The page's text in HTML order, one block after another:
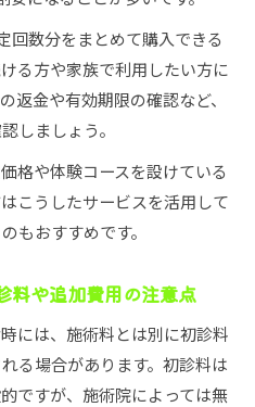
回数分をまとめて購入できる
る方や家族で利用したい方に
返金や有効期限の確認など、
しましょう。
格や体験コースを設けている
こうしたサービスを活用して
もおすすめです。
料や追加費用の注意点
には、施術料とは別に初診料
る場合があります。初診料は
ですが、施術院によっては無